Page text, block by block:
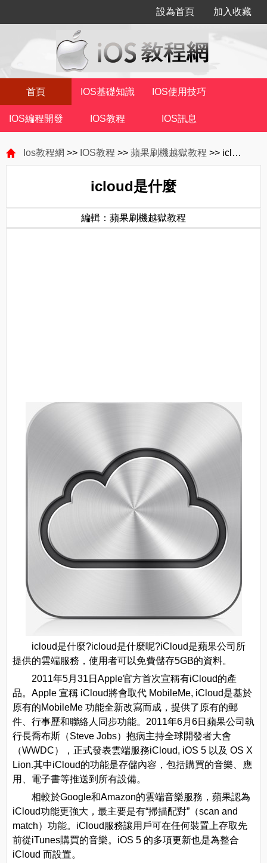
設為首頁 加入收藏
首頁 IOS基礎知識 IOS使用技巧
IOS編程開發 IOS教程 IOS訊息
Ios教程網 >> IOS教程 >> 蘋果刷機越獄教程 >> icloud是什麼
icloud是什麼
編輯：蘋果刷機越獄教程
icloud是什麼?icloud是什麼呢?iCloud是蘋果公司所
提供的雲端服務，使用者可以免費儲存5GB的資料。
2011年5月31日Apple官方首次宣稱有iCloud的產
品。Apple 宣稱 iCloud將會取代 MobileMe, iCloud是基於
原有的MobileMe 功能全新改寫而成，提供了原有的郵
件、行事歷和聯絡人同步功能。2011年6月6日蘋果公司執
行長喬布斯（Steve Jobs）抱病主持全球開發者大會
（WWDC），正式發表雲端服務iCloud, iOS 5 以及 OS X
Lion.其中iCloud的功能是存儲內容，包括購買的音樂、應
用、電子書等推送到所有設備。
相較於Google和Amazon的雲端音樂服務，蘋果認為
iCloud功能更強大，最主要是有“掃描配對”（scan and
match）功能。iCloud服務讓用戶可在任何裝置上存取先
前從iTunes購買的音樂。iOS 5 的多項更新也是為整合
iCloud 而設置。